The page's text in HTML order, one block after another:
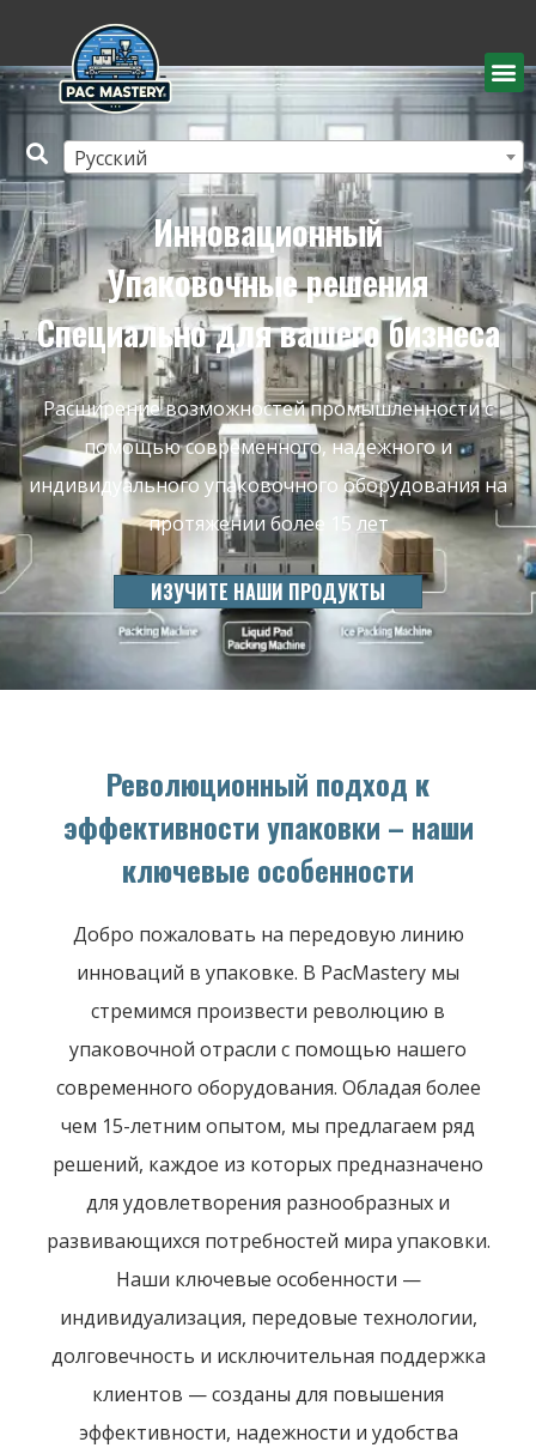
Русский
Инновационный
Упаковочные решения
Специально для вашего бизнеса
Расширение возможностей промышленности с
помощью современного, надежного и
индивидуального упаковочного оборудования на
протяжении более 15 лет
ИЗУЧИТЕ НАШИ ПРОДУКТЫ
Революционный подход к
эффективности упаковки – наши
ключевые особенности
Добро пожаловать на передовую линию
инноваций в упаковке. В PacMastery мы
стремимся произвести революцию в
упаковочной отрасли с помощью нашего
современного оборудования. Обладая более
чем 15-летним опытом, мы предлагаем ряд
решений, каждое из которых предназначено
для удовлетворения разнообразных и
развивающихся потребностей мира упаковки.
Наши ключевые особенности —
индивидуализация, передовые технологии,
долговечность и исключительная поддержка
клиентов — созданы для повышения
эффективности, надежности и удобства